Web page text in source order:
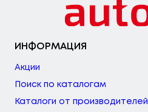
ИНФОРМАЦИЯ
Акции
Поиск по каталогам
Каталоги от производителей